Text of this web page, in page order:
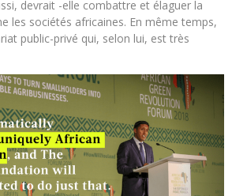
devrait -elle combattre et élaguer la
les sociétés africaines. En même temps,
public-privé qui, selon lui, est très